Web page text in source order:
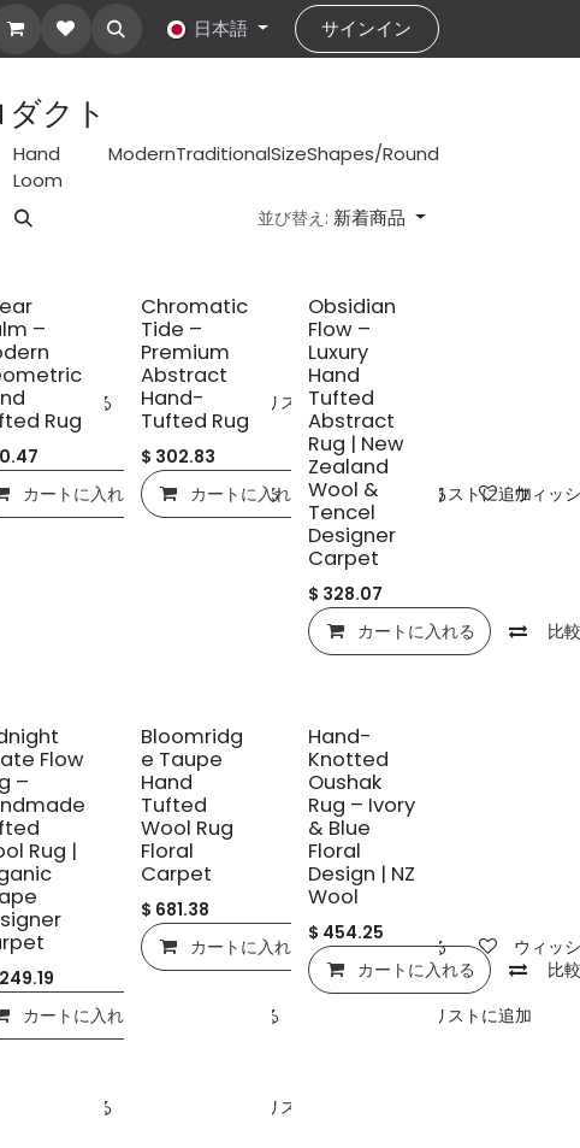
about Us お問い合わせ help
日本語 サインイン
クト
Hand
Loom
ModernTraditionalSizeShapes/Round
並び替え: 新着商品
比較する ウィッシュリストに追加
! –
Rug
カートに入れる
比較する ウィッシュリストに追加
新規!
Chromatic
Tide –
Premium
Abstract
Hand-
Tufted Rug
$ 302.83
カートに入れる
比較する ウィッ
新規!
Obsidian
Flow –
Luxury
Hand
Tufted
Abstract
Rug | New
Zealand
Wool &
Tencel
Designer
Carpet
$ 328.07
カートに入れる
比
比較する ウィッシュリストに追加
Flow
–
Rug |
カートに入れる
比較する ウィッシュリストに追加
新規!
Bloomridg
e Taupe
Hand
Tufted
Wool Rug
Floral
Carpet
$ 681.38
カートに入れる
比較する ウィッ
新規!
Hand-
Knotted
Oushak
Rug – Ivory
& Blue
Floral
Design | NZ
Wool
$ 454.25
カートに入れる
比